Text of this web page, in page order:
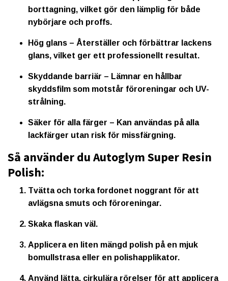
borttagning, vilket gör den lämplig för både
nybörjare och proffs.
Hög glans – Återställer och förbättrar lackens
glans, vilket ger ett professionellt resultat.
Skyddande barriär – Lämnar en hållbar
skyddsfilm som motstår föroreningar och UV-
strålning.
Säker för alla färger – Kan användas på alla
lackfärger utan risk för missfärgning.
Så använder du Autoglym Super Resin
Polish:
Tvätta och torka fordonet noggrant för att
avlägsna smuts och föroreningar.
Skaka flaskan väl.
Applicera en liten mängd polish på en mjuk
bomullstrasa eller en polishapplikator.
Använd lätta, cirkulära rörelser för att applicera